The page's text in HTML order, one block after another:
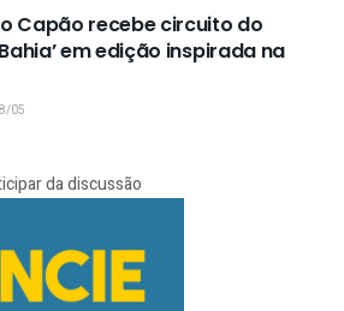
Capão recebe circuito do
em edição inspirada na
05
da discussão